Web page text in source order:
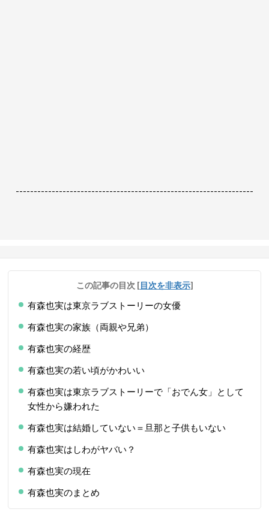
------------------------------------------------------------------
この記事の目次 [目次を非表示]
有森也実は東京ラブストーリーの女優
有森也実の家族（両親や兄弟）
有森也実の経歴
有森也実の若い頃がかわいい
有森也実は東京ラブストーリーで「おでん女」として
女性から嫌われた
有森也実は結婚していない＝旦那と子供もいない
有森也実はしわがヤバい？
有森也実の現在
有森也実のまとめ